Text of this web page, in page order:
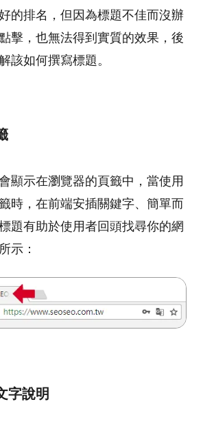
的排名，但因為標題不佳而沒辦
擊，也無法得到實質的效果，後
該如何撰寫標題。
顯示在瀏覽器的頁籤中，當使用
時，在前端安插關鍵字、簡單而
題有助於使用者回頭找尋你的網
示：
字說明